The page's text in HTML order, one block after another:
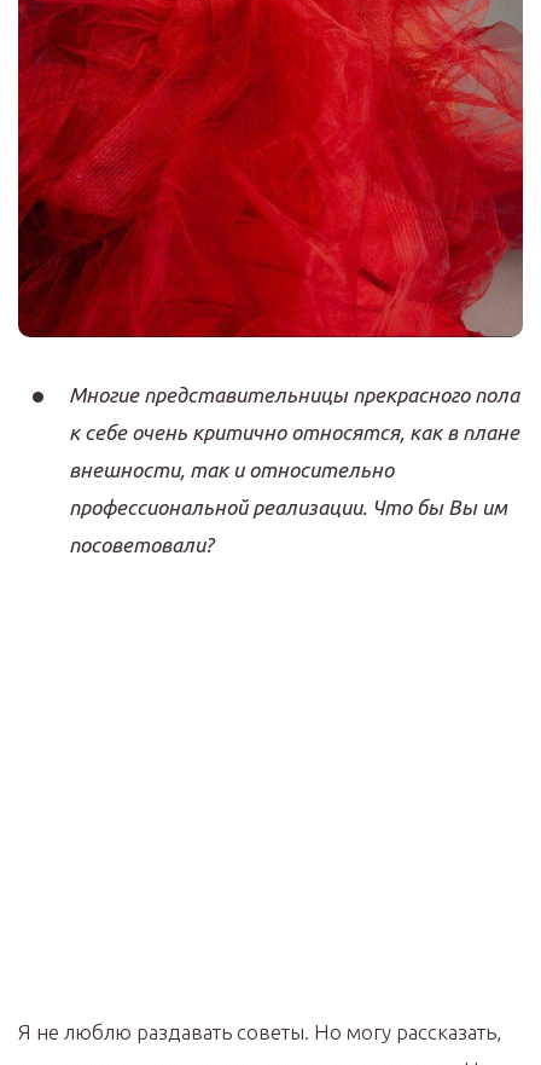
Многие представительницы прекрасного пола
к себе очень критично относятся, как в плане
внешности, так и относительно
профессиональной реализации. Что бы Вы им
посоветовали?
Я не люблю раздавать советы. Но могу рассказать,